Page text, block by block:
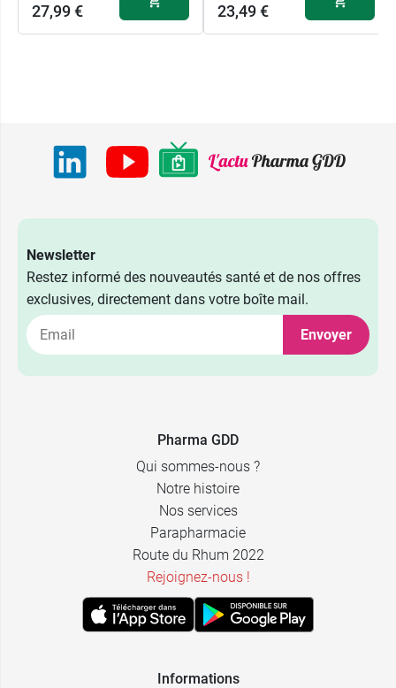
27,99 €
1
2 27,99 €
27,99 €
23,49 €
S 23,49 €
L
Newsletter
Restez informé des nouveautés santé et de nos offres
exclusives, directement dans votre boîte mail.
Envoyer
Pharma GDD
Qui sommes-nous ?
Notre histoire
Nos services
Parapharmacie
Route du Rhum 2022
Rejoignez-nous !
Informations